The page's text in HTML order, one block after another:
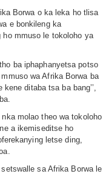
Borwa o ka leka ho tlisa
e bonkileng ka
ho mmuso le tokoloho ya
ba iphaphanyetsa potso
wa Afrika Borwa ba
ditaba tsa ba bang’’,
molao theo wa tokoloho
a ikemiseditse ho
letse ding,
sa Afrika Borwa le